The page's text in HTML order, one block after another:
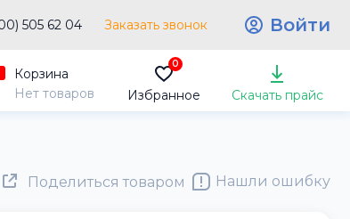
505 62 04 Заказать звонок Войти
Корзина
Нет товаров
0
Избранное Скачать прайс
Поделиться товаром Нашли ошибку